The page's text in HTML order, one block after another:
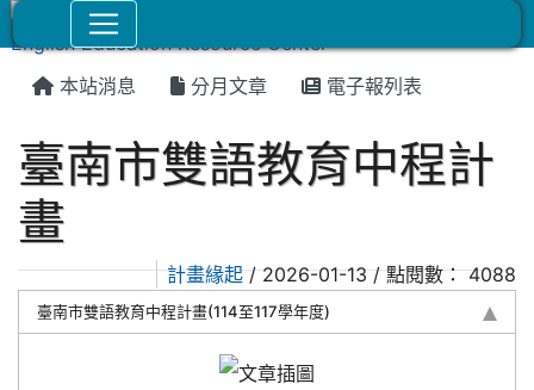
本站消息 分月文章 電子報列表
臺南市雙語教育中程計
畫
計畫緣起/ 2026-01-13 / 點閱數： 4088
臺南市雙語教育中程計畫(114至117學年度)